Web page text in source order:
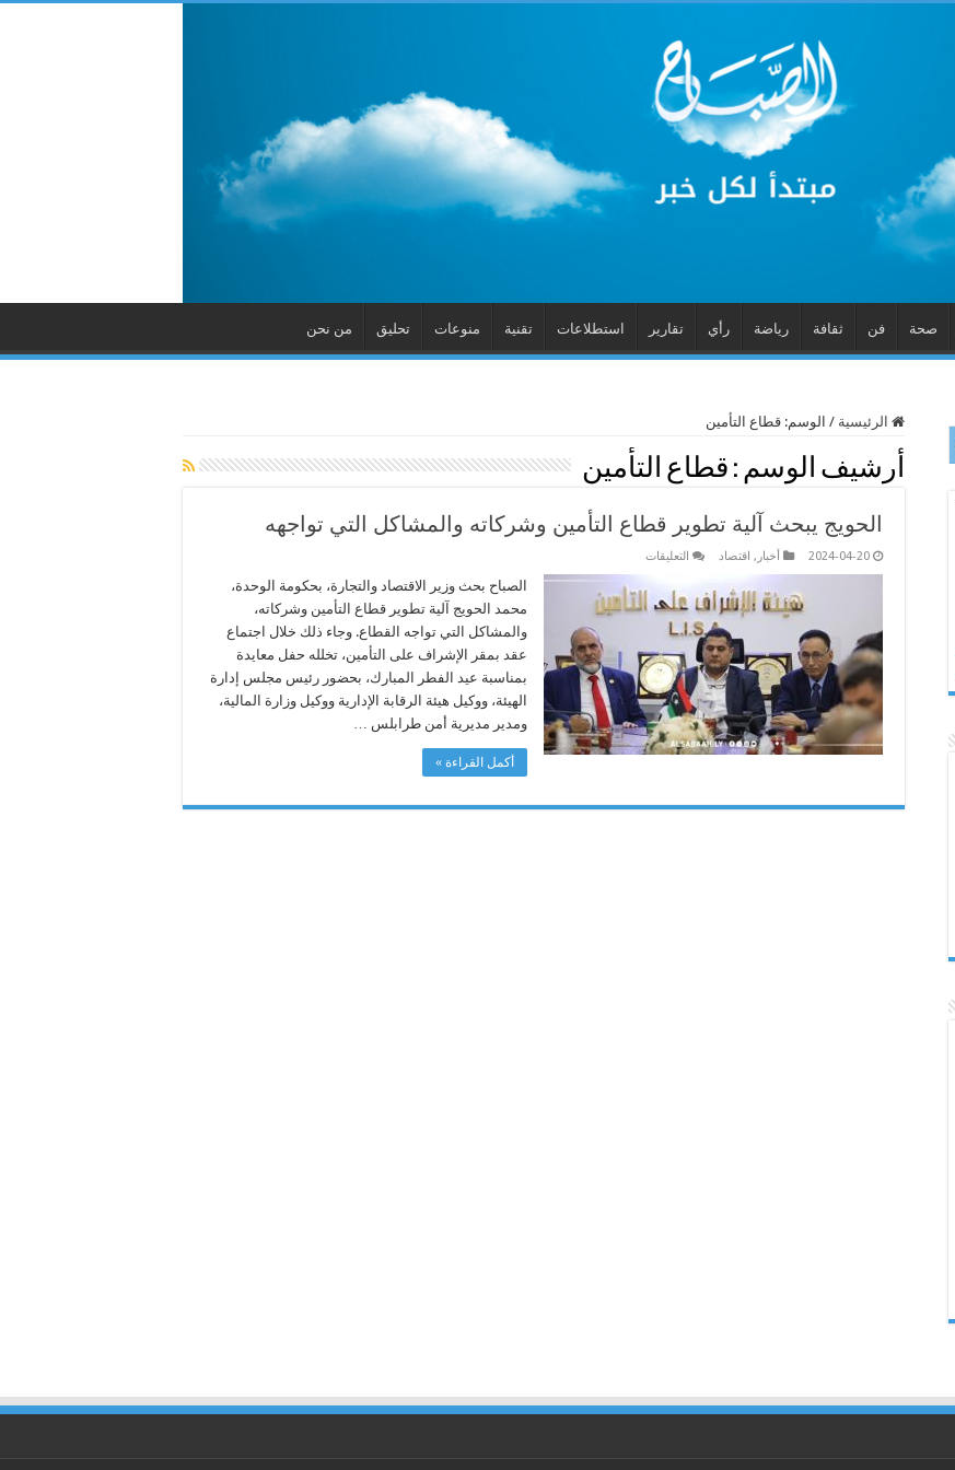
صحة فن ثقافة رياضة رأي تقارير استطلاعات تقنية منوعات تحليق من نحن
الرئيسية / الوسم: قطاع التأمين
أرشيف الوسم : قطاع التأمين
الحويج يبحث آلية تطوير قطاع التأمين وشركاته والمشاكل التي تواجهه
2024-04-20 أخبار , اقتصاد التعليقات
يبحث
آلية
تطوير
وشركاته
والمشاكل
التي
تواجهه
مغلقة
الصباح بحث وزير الاقتصاد والتجارة، بحكومة الوحدة،
محمد الحويج آلية تطوير قطاع التأمين وشركاته،
والمشاكل التي تواجه القطاع. وجاء ذلك خلال اجتماع
عقد بمقر الإشراف على التأمين، تخلله حفل معايدة
بمناسبة عيد الفطر المبارك، بحضور رئيس مجلس إدارة
الهيئة، ووكيل هيئة الرقابة الإدارية ووكيل وزارة المالية،
ومدير مديرية أمن طرابلس …
أكمل القراءة »